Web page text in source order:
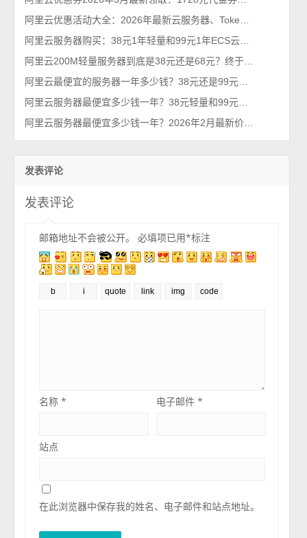
发表评论
发表评论
邮箱地址不会被公开。 必填项已用*标注
名称* 电子邮件*
站点
在此浏览器中保存我的姓名、电子邮件和站点地址。